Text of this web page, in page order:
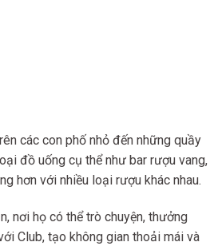
các con phố nhỏ đến những quầy
đồ uống cụ thể như bar rượu vang,
hơn với nhiều loại rượu khác nhau.
nơi họ có thể trò chuyện, thưởng
Club, tạo không gian thoải mái và